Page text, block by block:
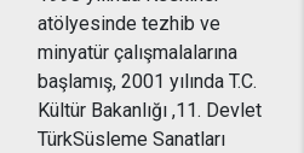
atölyesinde tezhib ve
minyatür çalışmalalarına
başlamış, 2001 yılında T.C.
Kültür Bakanlığı ,11. Devlet
TürkSüsleme Sanatları